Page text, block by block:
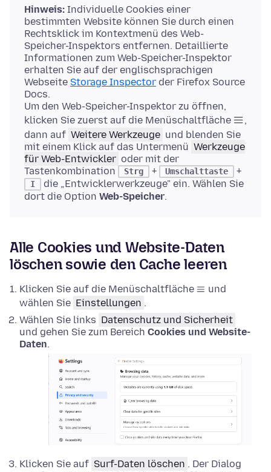
Hinweis: Individuelle Cookies einer
bestimmten Website können Sie durch einen
Rechtsklick im Kontextmenü des Web-
Speicher-Inspektors entfernen. Detaillierte
Informationen zum Web-Speicher-Inspektor
erhalten Sie auf der englischsprachigen
Webseite Storage Inspector der Firefox Source
Docs.
Um den Web-Speicher-Inspektor zu öffnen,
klicken Sie zuerst auf die Menüschaltfläche
,
dann auf Weitere Werkzeuge und blenden Sie
mit einem Klick auf das Untermenü Werkzeuge
für Web-Entwickler oder mit der
Tastenkombination
Strg + Umschalttaste +
I
die „Entwicklerwerkzeuge" ein. Wählen Sie
dort die Option Web-Speicher.
Alle Cookies und Website-Daten
löschen sowie den Cache leeren
Klicken Sie auf die Menüschaltfläche
und
wählen Sie Einstellungen .
Wählen Sie links Datenschutz und Sicherheit
und gehen Sie zum Bereich Cookies und Website-
Daten.
Klicken Sie auf Surf-Daten löschen . Der Dialog